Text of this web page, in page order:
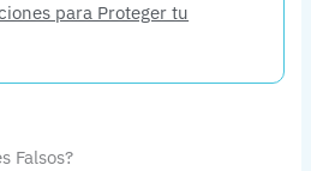
para Proteger tu
Falsos?